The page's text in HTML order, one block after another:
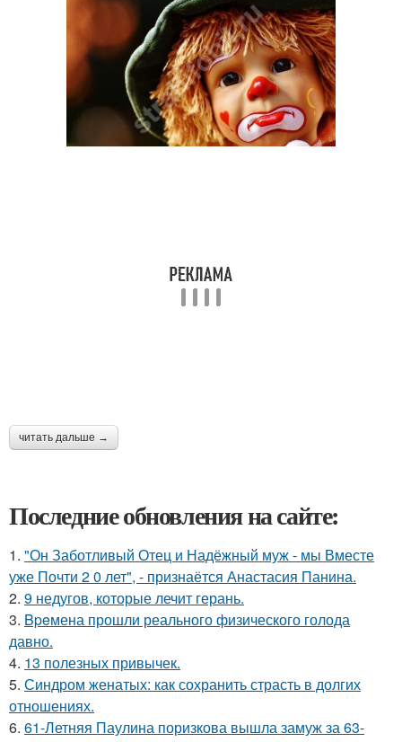
читать дальше →
Последние обновления на сайте:
1. "Он Заботливый Отец и Надёжный муж - мы Вместе
уже Почти 2 0 лет", - признаётся Анастасия Панина.
2. 9 недугов, которые лечит герань.
3. Bpeмена прошли реального физического голода
давно.
4. 13 полезных привычек.
5. Синдром женатых: как сохранить страсть в долгих
отношениях.
6. 61-Летняя Паулина поризкова вышла замуж за 63-